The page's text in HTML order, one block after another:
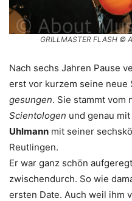
GRILLMASTER FLASH ©
Nach sechs Jahren Pause
erst vor kurzem seine neue
gesungen. Sie stammt vom
Scientologen und genau
Uhlmann mit seiner
Reutlingen.
Er war ganz schön
zwischendurch. So wie
ersten Date. Auch weil ihm